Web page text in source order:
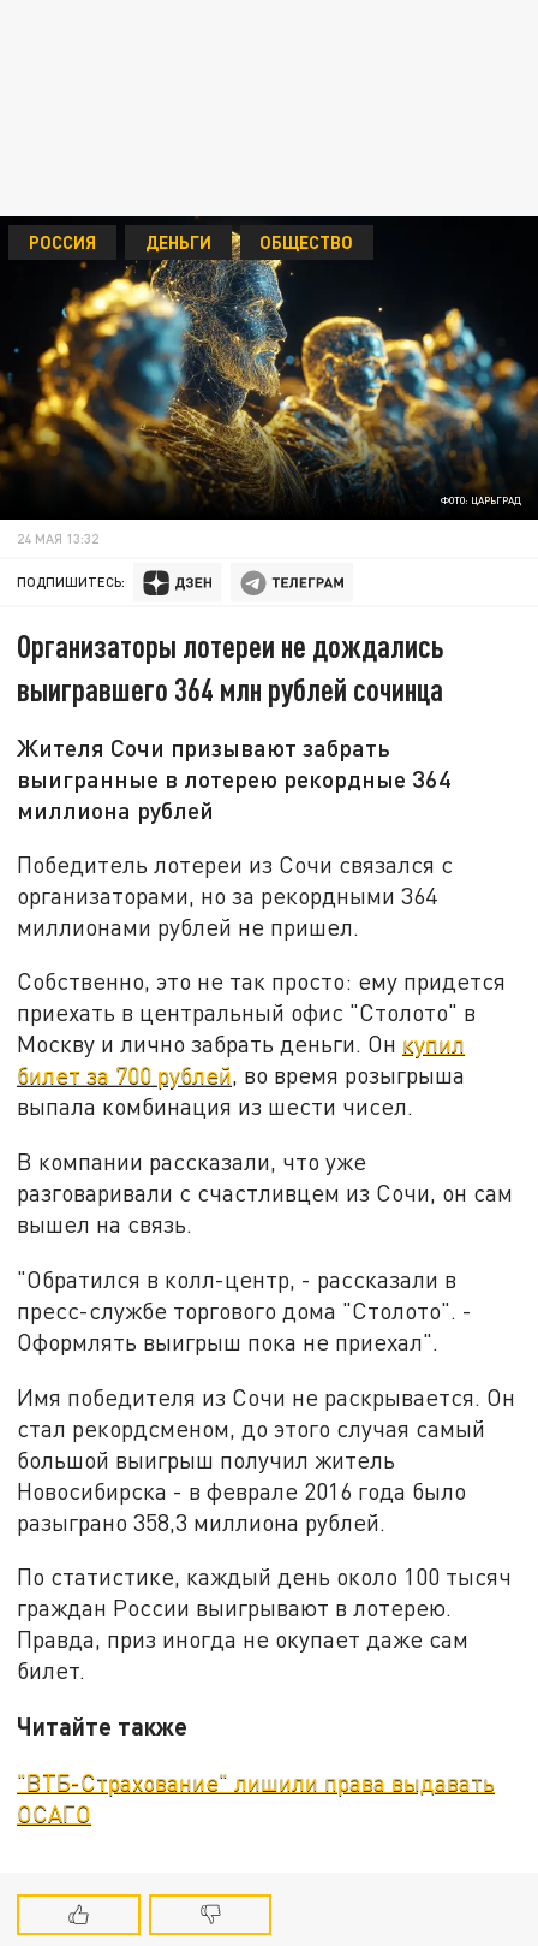
ФОТО: ЦАРЬГРАД
РОССИЯ ДЕНЬГИ ОБЩЕСТВО
24 МАЯ 13:32
ПОДПИШИТЕСЬ:
Организаторы лотереи не дождались
выигравшего 364 млн рублей сочинца
Жителя Сочи призывают забрать
выигранные в лотерею рекордные 364
миллиона рублей
Победитель лотереи из Сочи связался с
организаторами, но за рекордными 364
миллионами рублей не пришел.
Собственно, это не так просто: ему придется
приехать в центральный офис "Столото" в
Москву и лично забрать деньги. Он купил
билет за 700 рублей, во время розыгрыша
выпала комбинация из шести чисел.
В компании рассказали, что уже
разговаривали с счастливцем из Сочи, он сам
вышел на связь.
"Обратился в колл-центр, - рассказали в
пресс-службе торгового дома "Столото". -
Оформлять выигрыш пока не приехал".
Имя победителя из Сочи не раскрывается. Он
стал рекордсменом, до этого случая самый
большой выигрыш получил житель
Новосибирска - в феврале 2016 года было
разыграно 358,3 миллиона рублей.
По статистике, каждый день около 100 тысяч
граждан России выигрывают в лотерею.
Правда, приз иногда не окупает даже сам
билет.
Читайте также
"ВТБ-Страхование" лишили права выдавать
ОСАГО